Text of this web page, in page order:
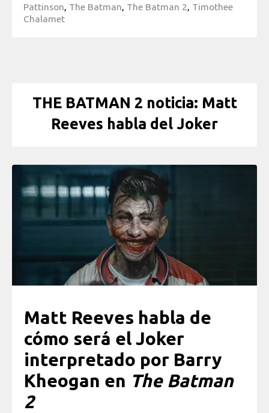
Pattinson, The Batman, The Batman 2, Timothee
Chalamet
THE BATMAN 2 noticia: Matt
Reeves habla del Joker
Matt Reeves habla de
cómo será el Joker
interpretado por Barry
Kheogan en The Batman
2